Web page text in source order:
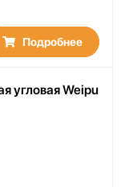
Подробнее
угловая Weipu